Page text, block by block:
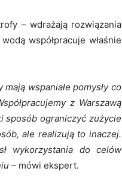
– wdrażają rozwiązania
współpracuje właśnie
wspaniałe pomysły co
z Warszawą
sposób ograniczyć zużycie
ale realizują to inaczej.
wykorzystania do celów
– mówi ekspert.